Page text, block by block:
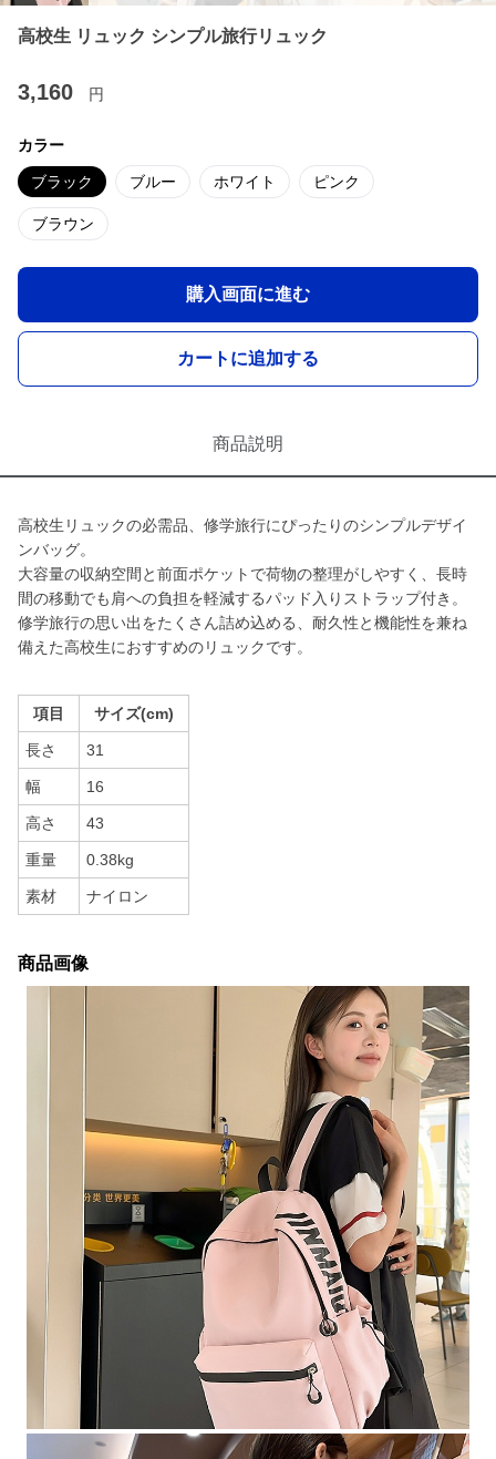
高校生 リュック シンプル旅行リュック
3,160 円
カラー
ブラック ブルー ホワイト ピンク
ブラウン
購入画面に進む
カートに追加する
商品説明
高校生リュックの必需品、修学旅行にぴったりのシンプルデザイ
ンバッグ。
大容量の収納空間と前面ポケットで荷物の整理がしやすく、長時
間の移動でも肩への負担を軽減するパッド入りストラップ付き。
修学旅行の思い出をたくさん詰め込める、耐久性と機能性を兼ね
備えた高校生におすすめのリュックです。
項目 サイズ(cm)
長さ 31
幅 16
高さ 43
重量 0.38kg
素材 ナイロン
商品画像